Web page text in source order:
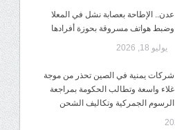
عدن.. الإطاحة بعصابة نشل في المعلا
وضبط هواتف مسروقة بحوزة أفرادها
يوليو 18, 2026
شركات يمنية في الصين تحذر من موجة
غلاء واسعة وتطالب الحكومة بمراجعة
الرسوم الجمركية وتكاليف الشحن